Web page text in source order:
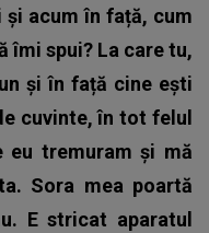
acum în față, cum
îmi spui? La care tu,
și în față cine ești
cuvinte, în tot felul
eu tremuram și mă
Sora mea poartă
E stricat aparatul